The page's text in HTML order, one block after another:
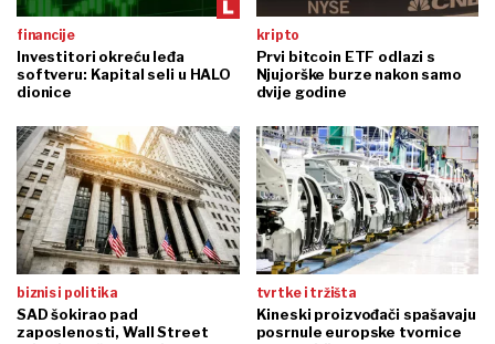
financije
Investitori okreću leđa
softveru: Kapital seli u HALO
dionice
kripto
Prvi bitcoin ETF odlazi s
Njujorške burze nakon samo
dvije godine
biznis i politika
SAD šokirao pad
zaposlenosti, Wall Street
tvrtke i tržišta
Kineski proizvođači spašavaju
posrnule europske tvornice